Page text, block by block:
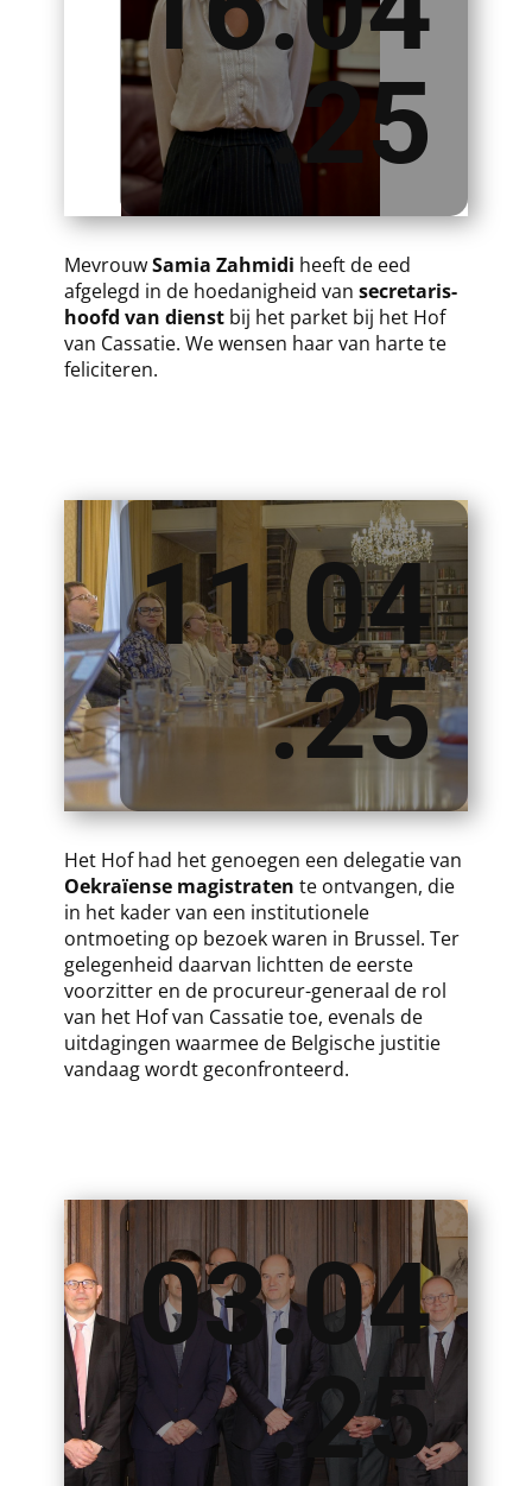
.25
​MevrouwSamia Zahmidi heeft de eed
afgelegd in de hoedanigheid van secretaris-
hoofd van dienst bij het parket bij het Hof
van Cassatie. We wensen haar van harte te
feliciteren.
11.04
.25
​​Het Hof had het genoegen een delegatie van
Oekraïense magistraten te ontvangen, die
in het kader van een institutionele
ontmoeting op bezoek waren in Brussel. Ter
gelegenheid daarvan lichtten de eerste
voorzitter en de procureur-generaal de rol
van het Hof van Cassatie toe, evenals de
uitdagingen waarmee de Belgische justitie
vandaag wordt geconfronteerd.
03.04
.25